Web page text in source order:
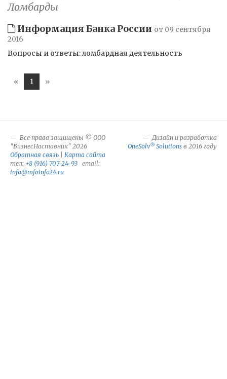
Ломбарды
Информация Банка России от 09 сентября
2016
Вопросы и ответы: ломбардная деятельность
« 1 »
Все права защищены © ООО
"БизнесНаставник" 2026
Обратная связь
Карта сайта
тел: +8 (916) 707-24-93 email:
info@mfoinfo24.ru
Дизайн и разработка
OneSolv® Solutions в 2016 году